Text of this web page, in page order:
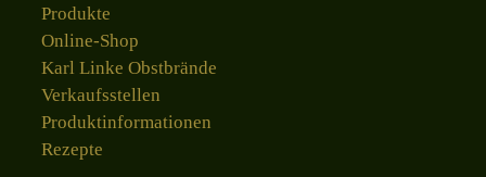
Produkte
Online-Shop
Karl Linke Obstbrände
Verkaufsstellen
Produktinformationen
Rezepte